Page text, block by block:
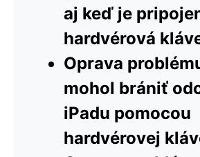
aj keď je
hardvérová
Oprava
mohol brániť
iPadu pomocou
hardvérovej